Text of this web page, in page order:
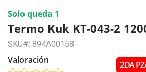
Solo queda 1
Termo Kuk KT-043-2
SKU#: 894A00158
Valoración
2DA